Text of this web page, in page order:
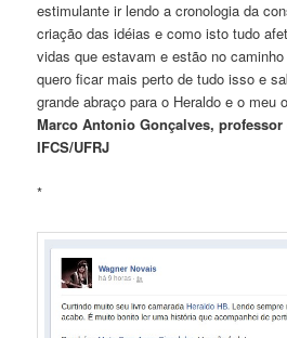
estimulante ir lendo a cronologia da
criação das idéias e como isto tudo
vidas que estavam e estão no
quero ficar mais perto de tudo isso e
grande abraço para o Heraldo e o meu
Marco Antonio Gonçalves,
IFCS/UFRJ
*